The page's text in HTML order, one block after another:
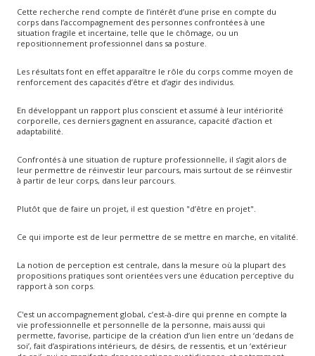
Cette recherche rend compte de l’intérêt d’une prise en compte du
corps dans l’accompagnement des personnes confrontées à une
situation fragile et incertaine, telle que le chômage, ou un
repositionnement professionnel dans sa posture.
Les résultats font en effet apparaître le rôle du corps comme moyen de
renforcement des capacités d’être et d’agir des individus.
En développant un rapport plus conscient et assumé à leur intériorité
corporelle, ces derniers gagnent en assurance, capacité d’action et
adaptabilité.
Confrontés à une situation de rupture professionnelle, il s’agit alors de
leur permettre de réinvestir leur parcours, mais surtout de se réinvestir
à partir de leur corps, dans leur parcours.
Plutôt que de faire un projet, il est question "d’être en projet".
Ce qui importe est de leur permettre de se mettre en marche, en vitalité.
La notion de perception est centrale, dans la mesure où la plupart des
propositions pratiques sont orientées vers une éducation perceptive du
rapport à son corps.
C'est un accompagnement global, c’est-à-dire qui prenne en compte la
vie professionnelle et personnelle de la personne, mais aussi qui
permette, favorise, participe de la création d’un lien entre un ‘dedans de
soi’, fait d’aspirations intérieurs, de désirs, de ressentis, et un ‘extérieur